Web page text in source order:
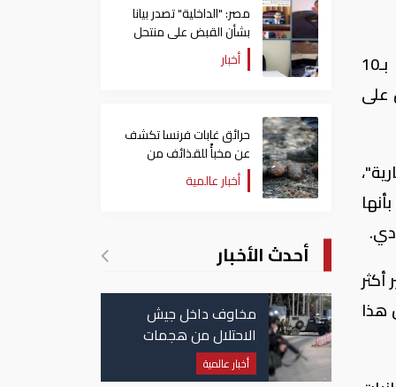
أعلن السفير الهندي بالقاهرة، سوريش ك. ريدي، عن شراكة استراتيجية مع مصر واستثمارات مرتقبة بـ10
على
أكثر
أن هذا
مصر: "الداخلية" تصدر بيانا
بشأن القبض على منتحل
صفة قاضي للاستيلاء على
المواطنين
أخبار
حرائق غابات فرنسا تكشف
عن مخبأً للقذائف من
الحرب العالمية الثانية
أخبار عالمية
أحدث الأخبار
مخاوف داخل جيش
الاحتلال من هجمات
للمليشيات الإيرانية في
العراق
أخبار عالمية